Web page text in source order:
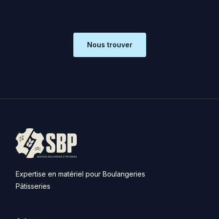
Nous trouver
Expertise en matériel pour Boulangeries
Pâtisseries